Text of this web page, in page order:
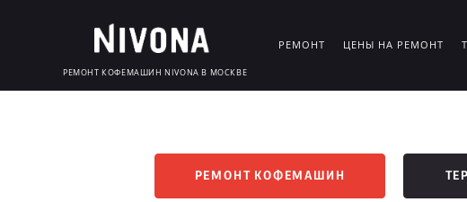
РЕМОНТ КОФЕМАШИН NIVONA В МОСКВЕ
РЕМОНТ ЦЕНЫ НА РЕМОНТ
РЕМОНТ КОФЕМАШИН